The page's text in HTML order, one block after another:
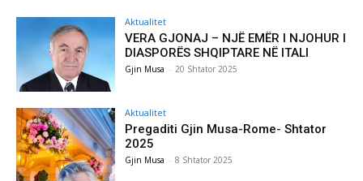
Aktualitet
VERA GJONAJ – NJË EMËR I NJOHUR I
DIASPORËS SHQIPTARE NË ITALI
Gjin Musa - 20 Shtator 2025
Aktualitet
Pregaditi Gjin Musa-Rome- Shtator
2025
Gjin Musa - 8 Shtator 2025